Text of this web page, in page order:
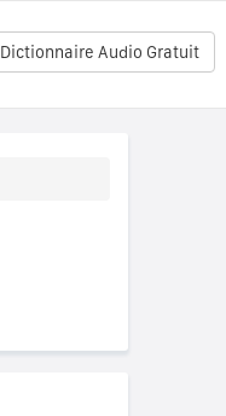
Dictionnaire Audio Gratuit